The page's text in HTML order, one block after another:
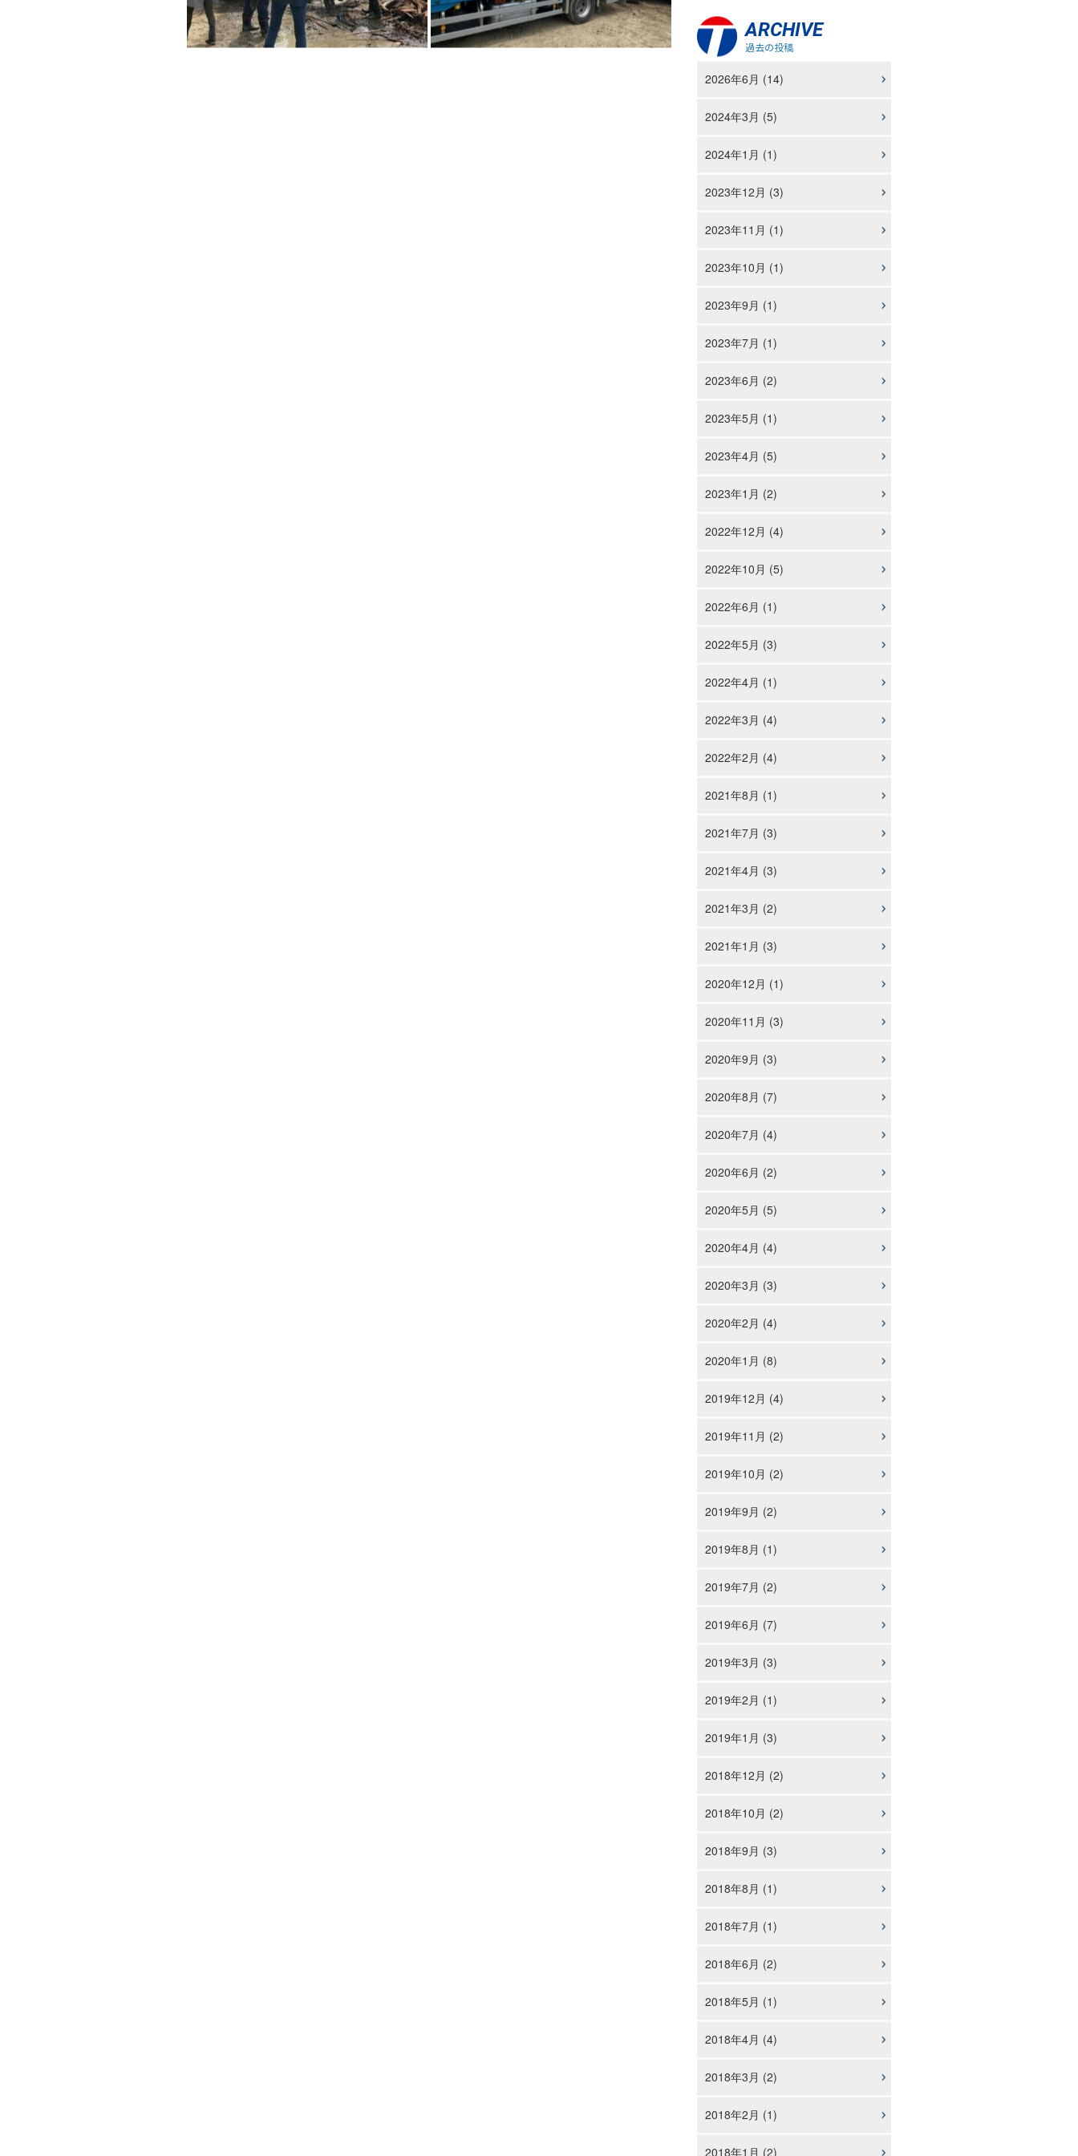
ARCHIVE
過去の投稿
2026年6月 (14)
2024年3月 (5)
2024年1月 (1)
2023年12月 (3)
2023年11月 (1)
2023年10月 (1)
2023年9月 (1)
2023年7月 (1)
2023年6月 (2)
2023年5月 (1)
2023年4月 (5)
2023年1月 (2)
2022年12月 (4)
2022年10月 (5)
2022年6月 (1)
2022年5月 (3)
2022年4月 (1)
2022年3月 (4)
2022年2月 (4)
2021年8月 (1)
2021年7月 (3)
2021年4月 (3)
2021年3月 (2)
2021年1月 (3)
2020年12月 (1)
2020年11月 (3)
2020年9月 (3)
2020年8月 (7)
2020年7月 (4)
2020年6月 (2)
2020年5月 (5)
2020年4月 (4)
2020年3月 (3)
2020年2月 (4)
2020年1月 (8)
2019年12月 (4)
2019年11月 (2)
2019年10月 (2)
2019年9月 (2)
2019年8月 (1)
2019年7月 (2)
2019年6月 (7)
2019年3月 (3)
2019年2月 (1)
2019年1月 (3)
2018年12月 (2)
2018年10月 (2)
2018年9月 (3)
2018年8月 (1)
2018年7月 (1)
2018年6月 (2)
2018年5月 (1)
2018年4月 (4)
2018年3月 (2)
2018年2月 (1)
2018年1月 (2)